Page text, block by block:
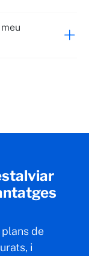
plans de
i